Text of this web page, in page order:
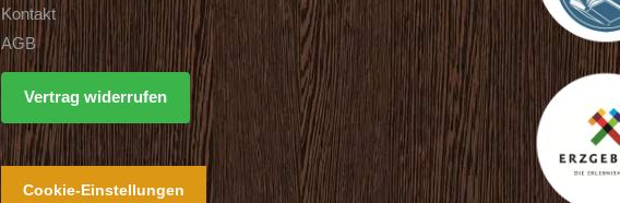
Kontakt
AGB
Vertrag widerrufen
Cookie-Einstellungen